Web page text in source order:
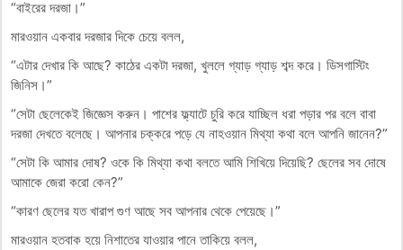
“বাইরের দরজা।”
মারওয়ান একবার দরজার দিকে চেয়ে বলল,
“এটার দেখার কি আছে? কাঠের একটা দরজা, খুললে গ্যাড় গ্যাড় শব্দ করে। ডিসগাস্টিং
জিনিস।”
“সেটা ছেলেকেই জিজ্ঞেস করুন। পাশের ফ্ল্যাটে চুরি করে যাচ্ছিল ধরা পড়ার পর বলে বাবা
দরজা দেখতে বলেছে। আপনার চক্করে পড়ে যে নাহওয়ান মিথ্যা কথা বলে আপনি জানেন?”
“সেটা কি আমার দোষ? ওকে কি মিথ্যা কথা বলতে আমি শিখিয়ে দিয়েছি? ছেলের সব দোষে
আমাকে জেরা করো কেন?”
“কারণ ছেলের যত খারাপ গুণ আছে সব আপনার থেকে পেয়েছে।”
মারওয়ান হতবাক হয়ে নিশাতের যাওয়ার পানে তাকিয়ে বলল,